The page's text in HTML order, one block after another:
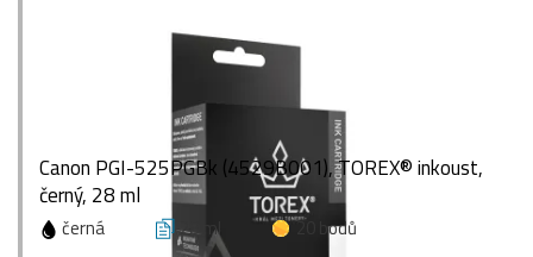
Canon PGI-525PGBk (4529B001), TOREX® inkoust,
černý, 28 ml
černá 28 ml
20 bodů